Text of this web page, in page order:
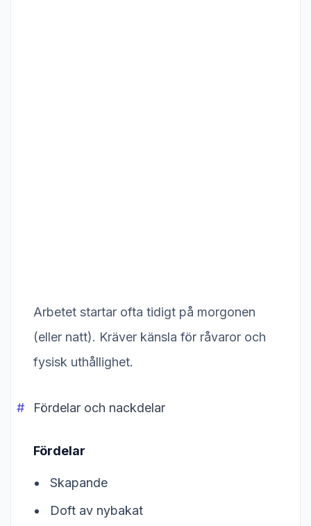
Arbetet startar ofta tidigt på morgonen
(eller natt). Kräver känsla för råvaror och
fysisk uthållighet.
Fördelar och nackdelar
Fördelar
Skapande
Doft av nybakat